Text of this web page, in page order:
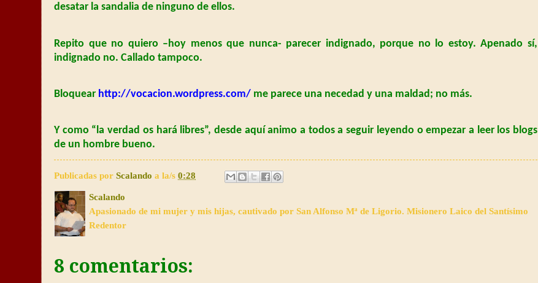
desatar la sandalia de ninguno de ellos.
Repito que no quiero –hoy menos que nunca- parecer indignado, porque no lo estoy. Apenado sí,
indignado no. Callado tampoco.
Bloquear http://vocacion.wordpress.com/ me parece una necedad y una maldad; no más.
Y como “la verdad os hará libres”, desde aquí animo a todos a seguir leyendo o empezar a leer los blogs
de un hombre bueno.
Publicadas por Scalando a la/s 0:28
Scalando
Apasionado de mi mujer y mis hijas, cautivado por San Alfonso Mª de Ligorio. Misionero Laico del Santísimo
Redentor
8 comentarios: